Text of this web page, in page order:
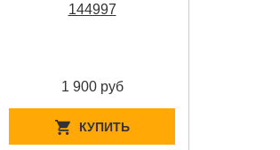
144997
1 900 руб
КУПИТЬ